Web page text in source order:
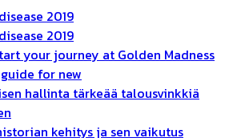
2019
2019
your journey at Golden Madness
for new
hallinta tärkeää talousvinkkiä
kehitys ja sen vaikutus